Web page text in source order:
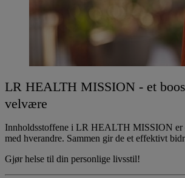
LR HEALTH MISSION - et
velvære
Innholdsstoffene i LR HEALTH MISSION er
med hverandre. Sammen gir de et effektivt
Gjør helse til din personlige livsstil!